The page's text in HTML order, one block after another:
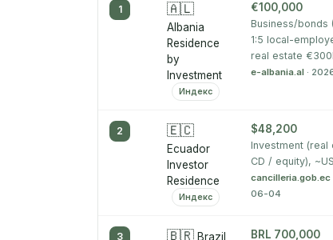
1 🇦🇱
Albania
Residence
by
Investment
Индекс
€100,000
Business/bonds
1:5 local-
real estate
e-albania.al ·
2 🇪🇨
Ecuador
Investor
Residence
Индекс
$48,200
Investment (real
CD / equity),
cancilleria.gob.ec
06-04
3 🇧🇷 Brazil BRL 700,000